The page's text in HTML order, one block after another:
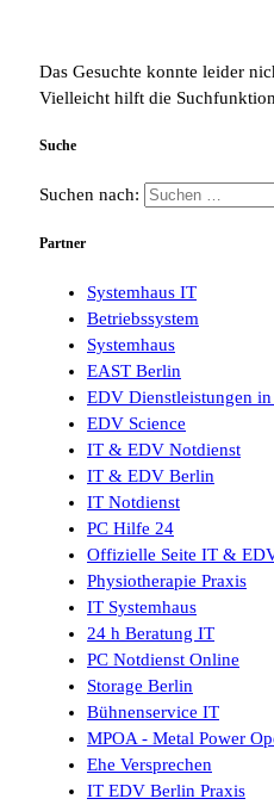
Das Gesuchte konnte leider
Vielleicht hilft die
Suche
Suchen nach:
Partner
Systemhaus IT
Betriebssystem
Systemhaus
EAST Berlin
EDV Dienstleistungen
EDV Science
IT & EDV Notdienst
IT & EDV Berlin
IT Notdienst
PC Hilfe 24
Offizielle Seite IT &
Physiotherapie Praxis
IT Systemhaus
24 h Beratung IT
PC Notdienst Online
Storage Berlin
Bühnenservice IT
MPOA - Metal Power
Ehe Versprechen
IT EDV Berlin Praxis